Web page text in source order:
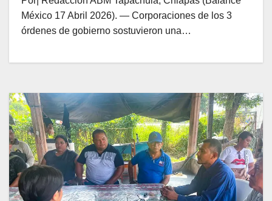
México 17 Abril 2026). — Corporaciones de los 3
órdenes de gobierno sostuvieron una…